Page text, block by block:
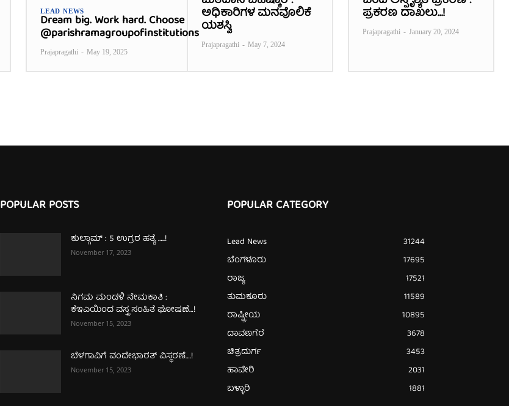
LEAD NEWS
Dream big. Work hard. Choose
@parishramagroupofinstitutions
Prajapragathi - May 19, 2025
ಅಧಿಕಾರಿಗಳ ಮನವೊಲಿಕೆ
ಯಶಸ್ವಿ
Prajapragathi - May 7, 2024
ಪ್ರಕರಣ ದಾಖಲು…!
Prajapragathi - January 20, 2024
POPULAR POSTS
ಕುಲ್ಗಾಮ್‌ : 5 ಉಗ್ರರ ಹತ್ಯೆ …..!
November 17, 2023
ನಿಗಮ ಮಂಡಳಿ ನೇಮಕಾತಿ :
ಕೆಇಎಯಿಂದ ವಸ್ತ್ರ ಸಂಹಿತೆ ಘೋಷಣೆ…!
November 15, 2023
ಬೆಳಗಾವಿಗೆ ವಂದೇಭಾರತ್‌ ವಿಸ್ಥರಣೆ….!
November 15, 2023
POPULAR CATEGORY
Lead News
31244
ಬೆಂಗಳೂರು
17695
ರಾಜ್ಯ
17521
ತುಮಕೂರು
11589
ರಾಷ್ಟ್ರೀಯ
10895
ದಾವಣಗೆರೆ
3678
ಚಿತ್ರದುರ್ಗ
3453
ಹಾವೇರಿ
2031
ಬಳ್ಳಾರಿ
1881